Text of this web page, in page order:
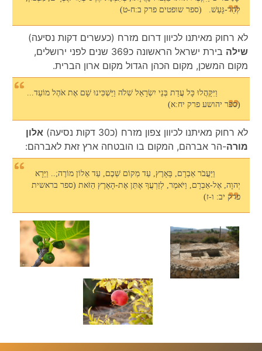
לְהַר-גָּעַשׁ. (ספר שופטים פרק ב:ח-ט)
לא רחוק מאיתנו לכיוון דרום מזרח (כעשרים דקות נסיעה)
שילה
בירת ישראל הראשונה כ369 שנים לפני ירושלים,
מקום המשכן, מקום הכהן הגדול מקום ארון הברית.
וַיִּקָּהֲלוּ כָּל עֲדַת בְּנֵי יִשְׂרָאֵל שִׁלֹה וַיַּשְׁכִּינוּ שָׁם אֶת אֹהֶל מוֹעֵד...
(ספר יהושע פרק יח:א)
לא רחוק מאיתנו לכיוון צפון מזרח (כ30 דקות נסיעה)
אלון
מורה-הר אברהם, המקום בו הובטחה ארץ זאת לאברהם:
וַיַּעֲבֹר אַבְרָם, בָּאָרֶץ, עַד מְקוֹם שְׁכֶם, עַד אֵלוֹן מוֹרֶה;.. וַיֵּרָא
יְהוָה, אֶל-אַבְרָם, וַיֹּאמֶר, לְזַרְעֲךָ אֶתֵּן אֶת-הָאָרֶץ הַזֹּאת (ספר בראשית
פרק יב: ו-ז)